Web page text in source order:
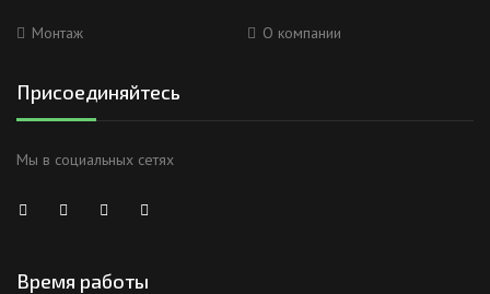
Монтаж О компании
Присоединяйтесь
Мы в социальных сетях
Время работы